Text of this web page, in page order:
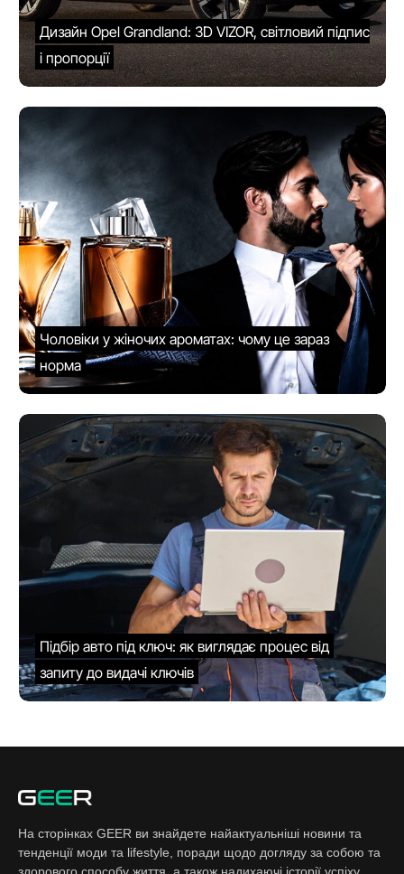
Дизайн Opel Grandland: 3D VIZOR, світловий підпис
і пропорції
Чоловіки у жіночих ароматах: чому це зараз
норма
Підбір авто під ключ: як виглядає процес від
запиту до видачі ключів
На сторінках GEER ви знайдете найактуальніші новини та
тенденції моди та lifestyle, поради щодо догляду за собою та